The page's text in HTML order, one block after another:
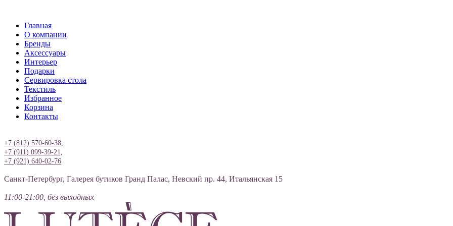
Главная
О компании
Бренды
Аксессуары
Интерьер
Подарки
Сервировка стола
Текстиль
Избранное
Корзина
Контакты
+7 (812) 570-60-38,
+7 (911) 099-39-21,
+7 (921) 640-02-76
Санкт-Петербург, Галерея бутиков Гранд Палас, Невский пр. 44, Итальянская 15
11:00-21:00, без выходных